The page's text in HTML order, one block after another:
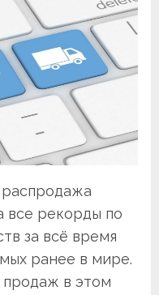
распродажа
все рекорды по
за всё время
ранее в мире.
продаж в этом